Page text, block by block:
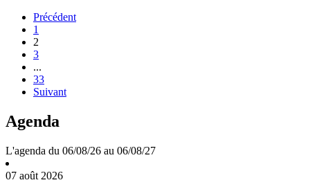
Précédent
1
2
3
...
33
Suivant
Agenda
L'agenda du 06/08/26 au 06/08/27
07 août 2026